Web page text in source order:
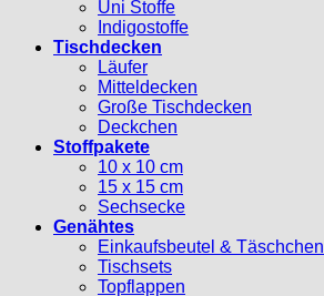
Uni Stoffe
Indigostoffe
Tischdecken
Läufer
Mitteldecken
Große Tischdecken
Deckchen
Stoffpakete
10 x 10 cm
15 x 15 cm
Sechsecke
Genähtes
Einkaufsbeutel & Täschchen
Tischsets
Topflappen